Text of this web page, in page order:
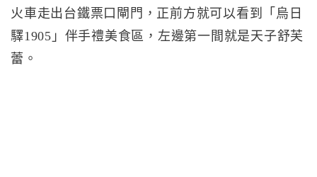
火車走出台鐵票口閘門，正前方就可以看到「烏日
驛1905」伴手禮美食區，左邊第一間就是天子舒芙
蕾。